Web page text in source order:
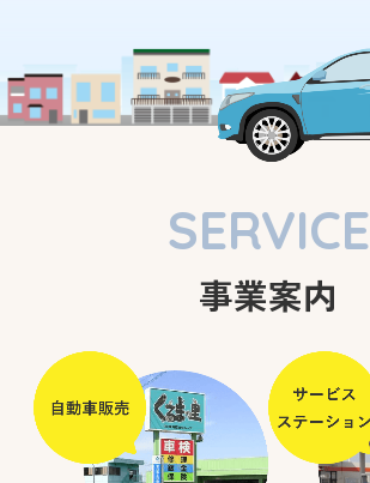
SERVICE
事業案内